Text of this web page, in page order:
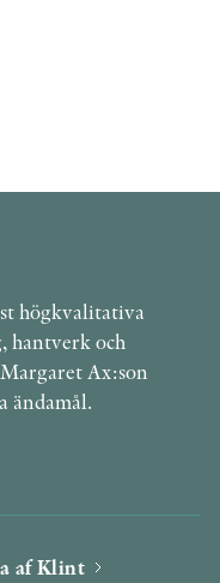
högkvalitativa
hantverk och
Ax:son
ändamål.
af Klint